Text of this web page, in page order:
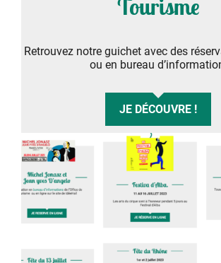
Tourisme
Retrouvez notre guichet avec des
ou en bureau
JE DÉCOUVRE !